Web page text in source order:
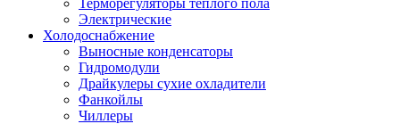
Терморегуляторы теплого пола
Электрические
Холодоснабжение
Выносные конденсаторы
Гидромодули
Драйкулеры сухие охладители
Фанкойлы
Чиллеры